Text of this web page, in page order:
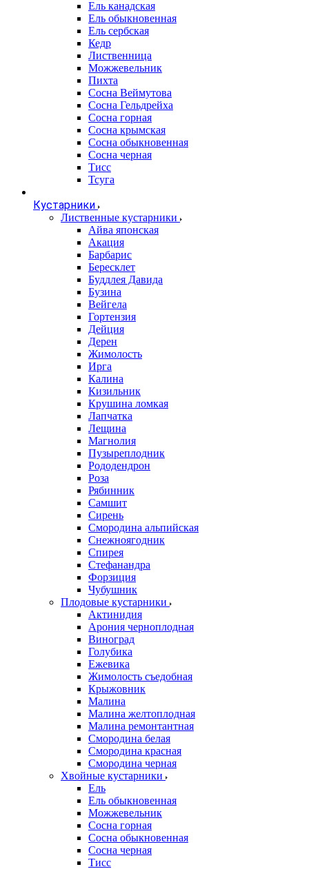
Ель канадская
Ель обыкновенная
Ель сербская
Кедр
Лиственница
Можжевельник
Пихта
Сосна Веймутова
Сосна Гельдрейха
Сосна горная
Сосна крымская
Сосна обыкновенная
Сосна черная
Тисс
Тсуга
Кустарники
Лиственные кустарники
Айва японская
Акация
Барбарис
Бересклет
Буддлея Давида
Бузина
Вейгела
Гортензия
Дейция
Дерен
Жимолость
Ирга
Калина
Кизильник
Крушина ломкая
Лапчатка
Лещина
Магнолия
Пузыреплодник
Рододендрон
Роза
Рябинник
Самшит
Сирень
Смородина альпийская
Снежноягодник
Спирея
Стефанандра
Форзиция
Чубушник
Плодовые кустарники
Актинидия
Арония черноплодная
Виноград
Голубика
Ежевика
Жимолость съедобная
Крыжовник
Малина
Малина желтоплодная
Малина ремонтантная
Смородина белая
Смородина красная
Смородина черная
Хвойные кустарники
Ель
Ель обыкновенная
Можжевельник
Сосна горная
Сосна обыкновенная
Сосна черная
Тисс